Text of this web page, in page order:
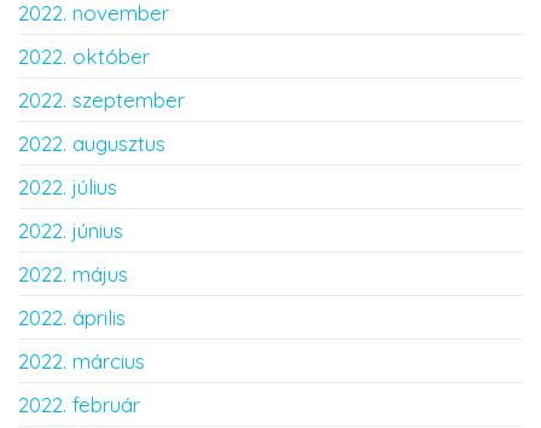
2022. november
2022. október
2022. szeptember
2022. augusztus
2022. július
2022. június
2022. május
2022. április
2022. március
2022. február